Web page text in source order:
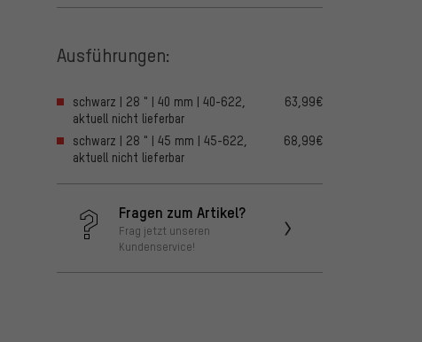
Ausführungen:
schwarz | 28 " | 40 mm | 40-622,
aktuell nicht lieferbar
63,99€
schwarz | 28 " | 45 mm | 45-622,
aktuell nicht lieferbar
68,99€
Fragen zum Artikel?
Frag jetzt unseren
Kundenservice!